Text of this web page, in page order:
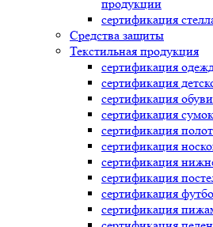
продукции
сертификация
Средства защиты
Текстильная продукция
сертификация
сертификация
сертификация обуви
сертификация сумок
сертификация
сертификация
сертификация
сертификация
сертификация
сертификация